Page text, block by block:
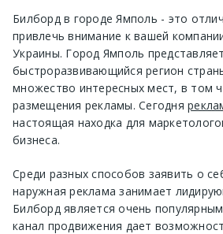
Билборд в городе Ямполь - это
привлечь внимание к вашей
Украины. Город Ямполь
быстроразвивающийся регион
множество интересных мест, в том
размещения рекламы. Сегодня
настоящая находка для
бизнеса.
Среди разных способов заявить о
наружная реклама занимает
Билборд является очень
канал продвижения дает